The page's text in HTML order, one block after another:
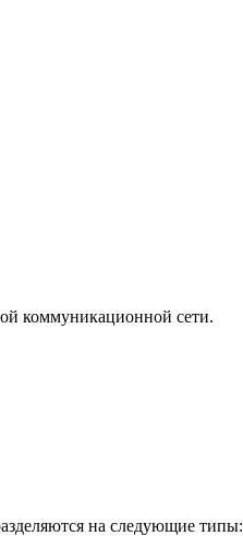
коммуникационной сети.
на следующие типы: